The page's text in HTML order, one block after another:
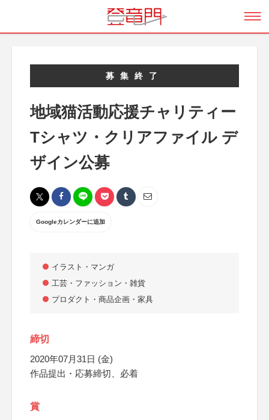
募集終了
地域猫活動応援チャリティー
Tシャツ・クリアファイル デ
ザイン公募
Googleカレンダーに追加
イラスト・マンガ
工芸・ファッション・雑貨
プロダクト・商品企画・家具
締切
2020年07月31日 (金)
作品提出・応募締切、必着
賞